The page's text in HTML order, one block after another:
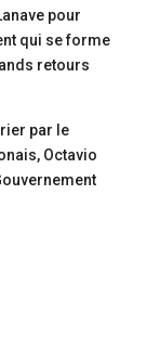
pour
qui se forme
retours
par le
Octavio